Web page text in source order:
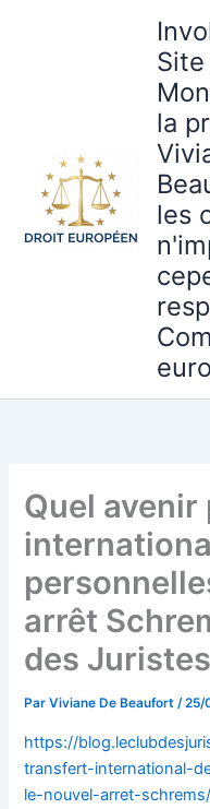
la
les
Quel
arrêt
des Juristes
ParViviane De Beaufort/25/
https://
transfert-international-
le-nouvel-arret-